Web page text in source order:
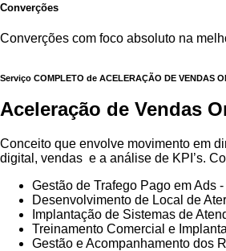
Converções
Converções com foco absoluto na
Serviço COMPLETO de ACELERAÇÃO DE VENDAS
Aceleração de Vendas
Conceito que envolve movimento em
digital, vendas e a análise de KPI’s.
Gestão de Trafego Pago em Ads
Desenvolvimento de Local de
Implantação de Sistemas de
Treinamento Comercial e
Gestão e Acompanhamento dos